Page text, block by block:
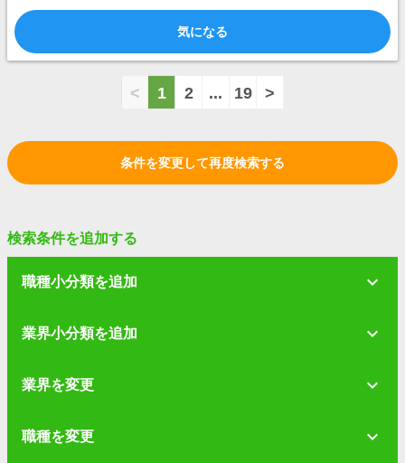
気になる
< 1 2 ... 19 >
条件を変更して再度検索する
検索条件を追加する
職種小分類を追加
業界小分類を追加
業界を変更
職種を変更